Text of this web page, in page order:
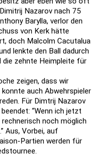
Nazarov nach 75
Barylla, verlor den
von Kerk hätte
doch Malcolm Cacutalua
lenkte den Ball dadurch
die zehnte Heimpleite für
zeigen, dass wir
auch Abwehrspieler
Für Dimtrij Nazarov
“Wenn ich jetzt
noch möglich
Aus, Vorbei, auf
Partien werden für